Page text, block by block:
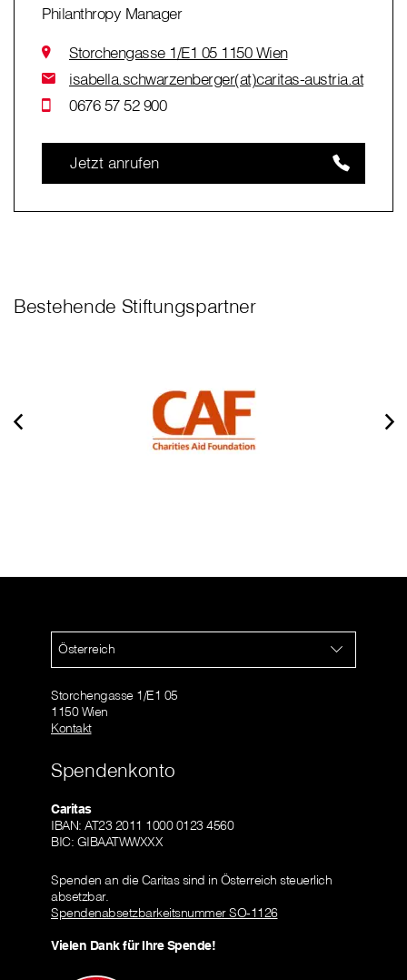
Philanthropy Manager
Storchengasse 1/E1 05 1150 Wien
isabella.schwarzenberger(at)caritas-austria.at
0676 57 52 900
Jetzt anrufen
Bestehende Stiftungspartner
Österreich
Storchengasse 1/E1 05
1150 Wien
Kontakt
Spendenkonto
Caritas
IBAN: AT23 2011 1000 0123 4560
BIC: GIBAATWWXXX
Spenden an die Caritas sind in Österreich steuerlich
absetzbar.
Spendenabsetzbarkeitsnummer SO-1126
Vielen Dank für Ihre Spende!